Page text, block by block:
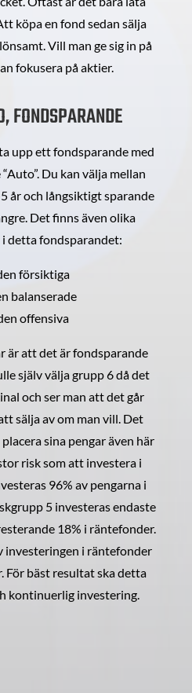
köpa en fond sedan sälja
Vill man ge sig in på
fokusera på aktier.
FONDSPARANDE
upp ett fondsparande med
Du kan välja mellan
år och långsiktigt sparande
Det finns även olika
detta fondsparandet:
försiktiga
balanserade
offensiva
är att det är fondsparande
själv välja grupp 6 då det
och ser man att det går
sälja av om man vill. Det
sina pengar även här
risk som att investera i
96% av pengarna i
5 investeras endaste
18% i räntefonder.
investeringen i räntefonder
För bäst resultat ska detta
kontinuerlig investering.